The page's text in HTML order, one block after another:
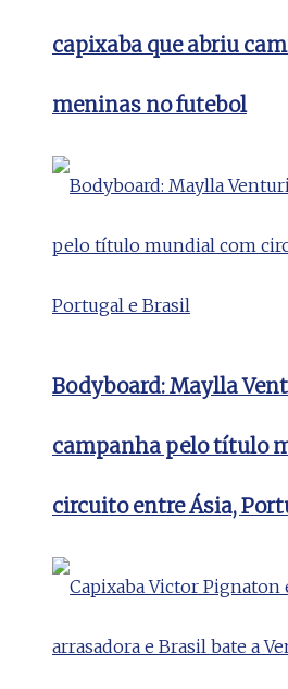
capixaba que abriu
meninas no futebol
Bodyboard: Maylla
campanha pelo título
circuito entre Ásia,